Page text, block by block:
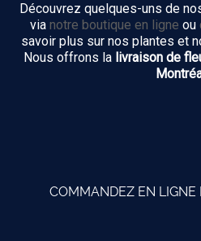
Découvrez quelques-uns de
via notre boutique en ligne ou
savoir plus sur nos plantes et
Nous offrons la livraison de
COMMANDEZ EN LIGNE